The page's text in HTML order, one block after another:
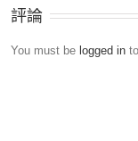
評論
You must be logged in